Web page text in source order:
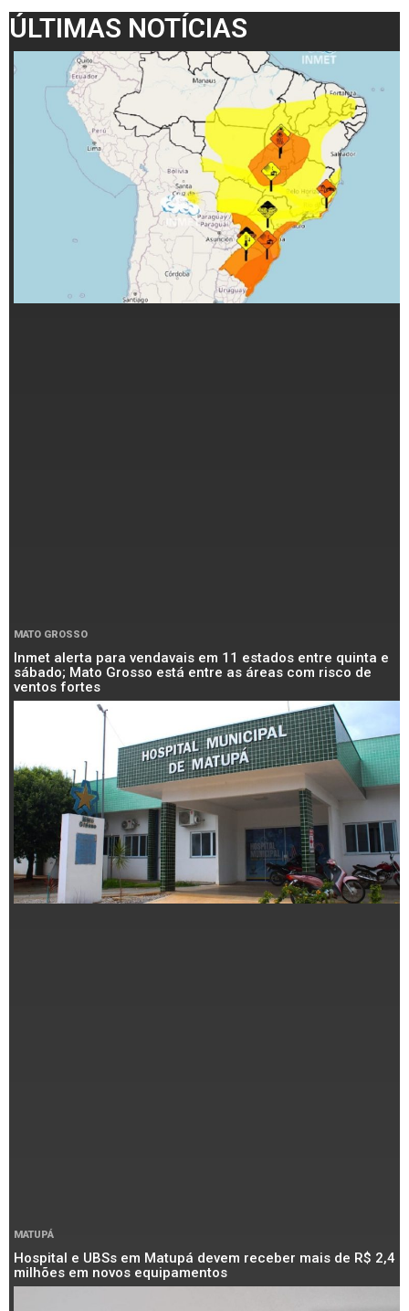
ÚLTIMAS NOTÍCIAS
MATO GROSSO
Inmet alerta para vendavais em 11 estados entre quinta e
sábado; Mato Grosso está entre as áreas com risco de
ventos fortes
MATUPÁ
Hospital e UBSs em Matupá devem receber mais de R$ 2,4
milhões em novos equipamentos